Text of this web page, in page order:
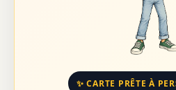
✨ CARTE PRÊTE À